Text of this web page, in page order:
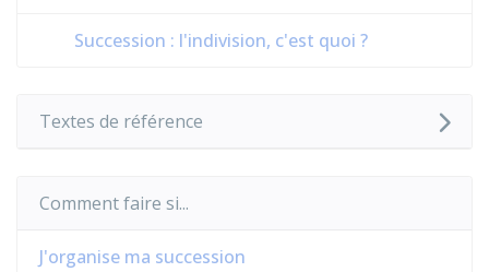
Succession : l'indivision, c'est quoi ?
Textes de référence
Comment faire si...
J'organise ma succession